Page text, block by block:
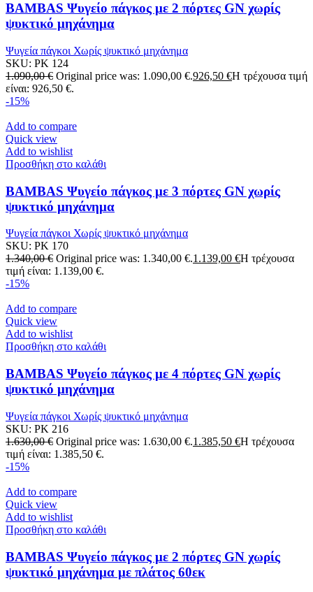
BAMBAS Ψυγείο πάγκος με 2 πόρτες GN χωρίς
ψυκτικό μηχάνημα
Ψυγεία πάγκοι Χωρίς ψυκτικό μηχάνημα
SKU: PK 124
1.090,00€ Original price was: 1.090,00 €.926,50 €Η τρέχουσα τιμή
είναι: 926,50 €.
-15%
Add to compare
Quick view
Add to wishlist
Προσθήκη στο καλάθι
BAMBAS Ψυγείο πάγκος με 3 πόρτες GN χωρίς
ψυκτικό μηχάνημα
Ψυγεία πάγκοι Χωρίς ψυκτικό μηχάνημα
SKU: PK 170
1.340,00€ Original price was: 1.340,00 €.1.139,00 €Η τρέχουσα
τιμή είναι: 1.139,00 €.
-15%
Add to compare
Quick view
Add to wishlist
Προσθήκη στο καλάθι
BAMBAS Ψυγείο πάγκος με 4 πόρτες GN χωρίς
ψυκτικό μηχάνημα
Ψυγεία πάγκοι Χωρίς ψυκτικό μηχάνημα
SKU: PK 216
1.630,00€ Original price was: 1.630,00 €.1.385,50 €Η τρέχουσα
τιμή είναι: 1.385,50 €.
-15%
Add to compare
Quick view
Add to wishlist
Προσθήκη στο καλάθι
BAMBAS Ψυγείο πάγκος με 2 πόρτες GN χωρίς
ψυκτικό μηχάνημα με πλάτος 60εκ